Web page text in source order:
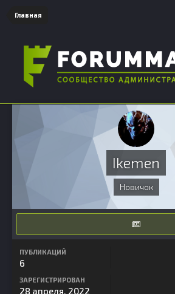
Главная
Ikemen
Новичок
ПУБЛИКАЦИЙ
6
ЗАРЕГИСТРИРОВАН
28 апреля, 2022